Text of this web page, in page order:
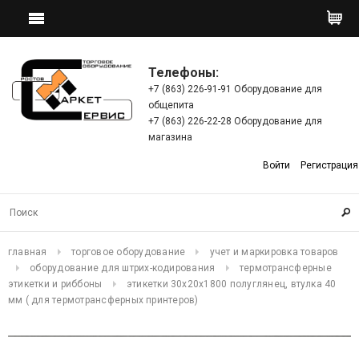
Телефоны:
+7 (863) 226-91-91 Оборудование для
общепита
+7 (863) 226-22-28 Оборудование для
магазина
Войти Регистрация
главная торговое оборудование
учет и маркировка товаров
оборудование для штрих-кодирования
термотрансферные
этикетки и риббоны
этикетки 30х20х1800 полуглянец, втулка 40
мм ( для термотрансферных принтеров)